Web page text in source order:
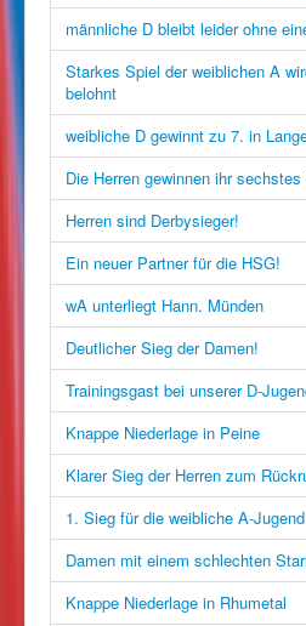
männliche D bleibt leider ohne
Starkes Spiel der weiblichen A
belohnt
weibliche D gewinnt zu 7. in
Die Herren gewinnen ihr
Herren sind Derbysieger!
Ein neuer Partner für die HSG!
wA unterliegt Hann. Münden
Deutlicher Sieg der Damen!
Trainingsgast bei unserer D-
Knappe Niederlage in Peine
Klarer Sieg der Herren zum
1. Sieg für die weibliche A-Jugend
Damen mit einem schlechten
Knappe Niederlage in Rhumetal